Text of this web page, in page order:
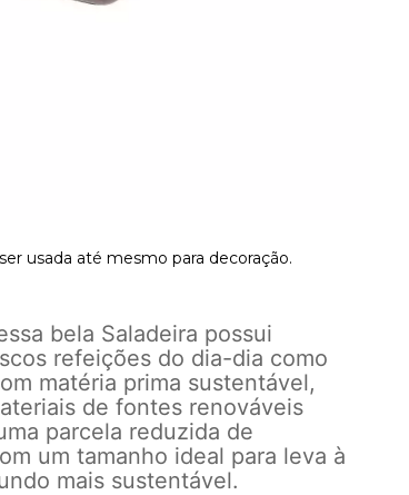
usada até mesmo para decoração.
bela Saladeira possui
refeições do dia-dia como
matéria prima sustentável,
de fontes renováveis
parcela reduzida de
um tamanho ideal para leva à
mais sustentável.